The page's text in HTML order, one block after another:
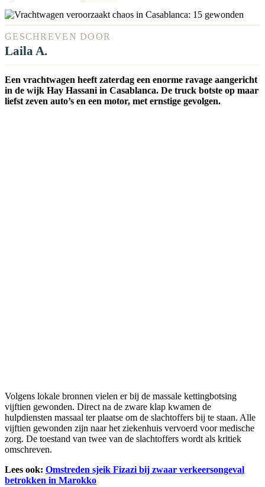
GESCHREVEN DOOR
Laila A.
Een vrachtwagen heeft zaterdag een enorme ravage aangericht
in de wijk Hay Hassani in Casablanca. De truck botste op maar
liefst zeven auto’s en een motor, met ernstige gevolgen.
Volgens lokale bronnen vielen er bij de massale kettingbotsing
vijftien gewonden. Direct na de zware klap kwamen de
hulpdiensten massaal ter plaatse om de slachtoffers bij te staan. Alle
vijftien gewonden zijn naar het ziekenhuis vervoerd voor medische
zorg. De toestand van twee van de slachtoffers wordt als kritiek
omschreven.
Lees ook: Omstreden sjeik Fizazi bij zwaar verkeersongeval
betrokken in Marokko